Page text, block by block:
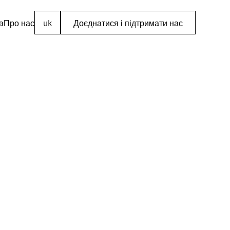
Про нас uk Доєднатися і підтримати нас